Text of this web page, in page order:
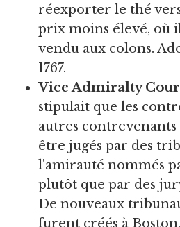
réexporter le thé
prix moins élevé, où
vendu aux colons.
1767.
Vice Admiralty
stipulait que les
autres
être jugés par des
l'amirauté nommés
plutôt que par des
De nouveaux
furent créés à